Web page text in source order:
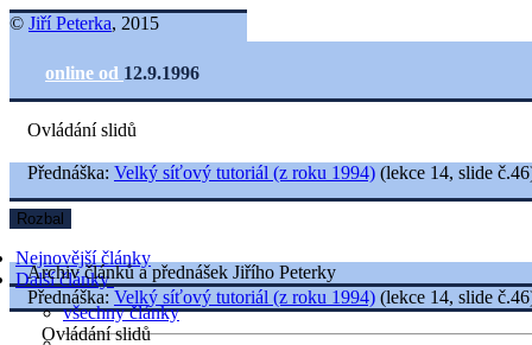
© Jiří Peterka, 2015
online od 12.9.1996
Ovládání slidů
Nejnovější články
Další články
všechny články
Přednáška: Velký síťový tutoriál (z roku 1994) (lekce 14, slide
Rozbal
Archiv článků a přednášek Jiřího Peterky
Přednáška: Velký síťový tutoriál (z roku 1994) (lekce 14, slide
Ovládání slidů